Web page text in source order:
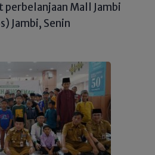
perbelanjaan Mall Jambi
Jambi, Senin